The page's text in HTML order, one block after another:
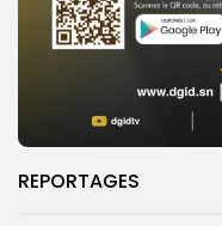
REPORTAGES